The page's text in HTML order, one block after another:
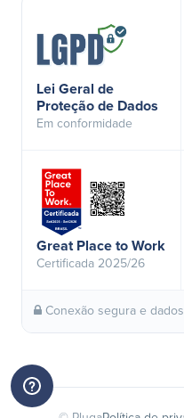
Lei Geral de
Proteção de Dados
Em conformidade
Great Place to Work
Certificada 2025/26
Conexão segura e